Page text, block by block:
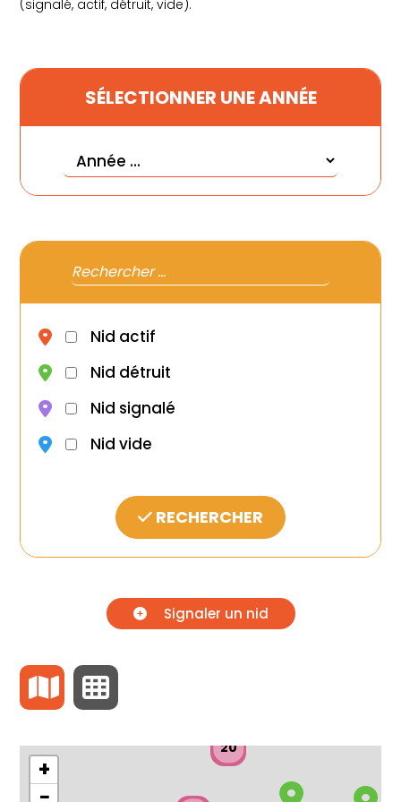
Calendrier apicole
Nous contacter
(signalé, actif, détruit, vide).
SÉLECTIONNER UNE ANNÉE
Nid actif
Nid détruit
Nid signalé
Nid vide
RECHERCHER
Signaler un nid
20
+